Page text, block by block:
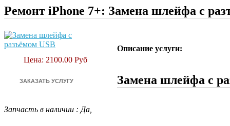
Ремонт iPhone 7+: Замена шлейфа с
Цена: 2100.00 Руб
Описание услуги:
Замена шлейфа с
Запчасть в наличии : Да,